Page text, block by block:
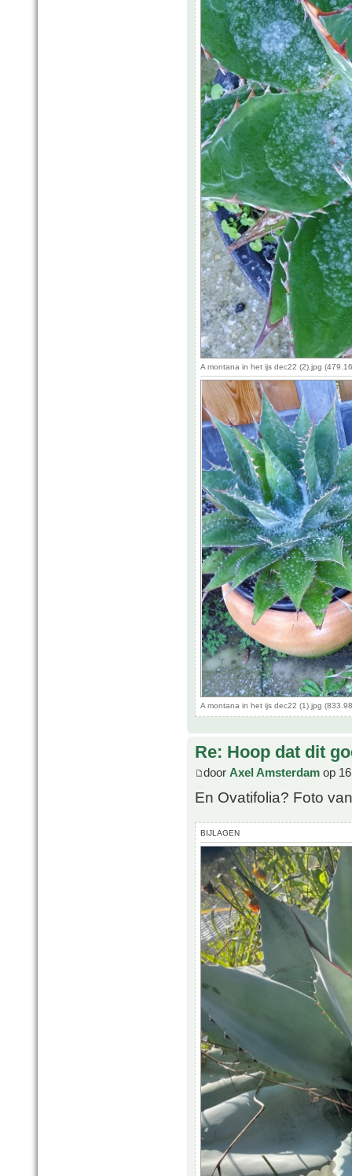
A montana in het ijs dec22 (2).jpg
A montana in het ijs dec22 (1).jpg
Re: Hoop dat dit
door Axel Amsterdam op
En Ovatifolia? Foto
BIJLAGEN